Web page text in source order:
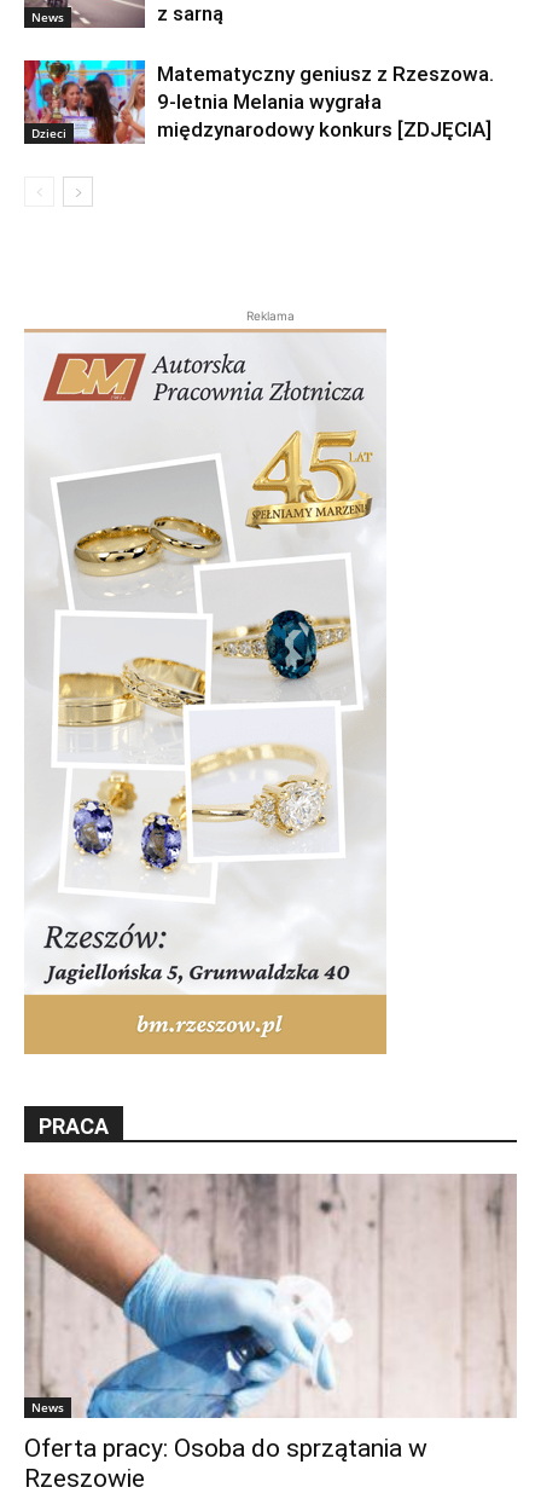
News
z sarną
Dzieci
Matematyczny geniusz z Rzeszowa.
9-letnia Melania wygrała
międzynarodowy konkurs [ZDJĘCIA]
Reklama
PRACA
News
Oferta pracy: Osoba do sprzątania w
Rzeszowie